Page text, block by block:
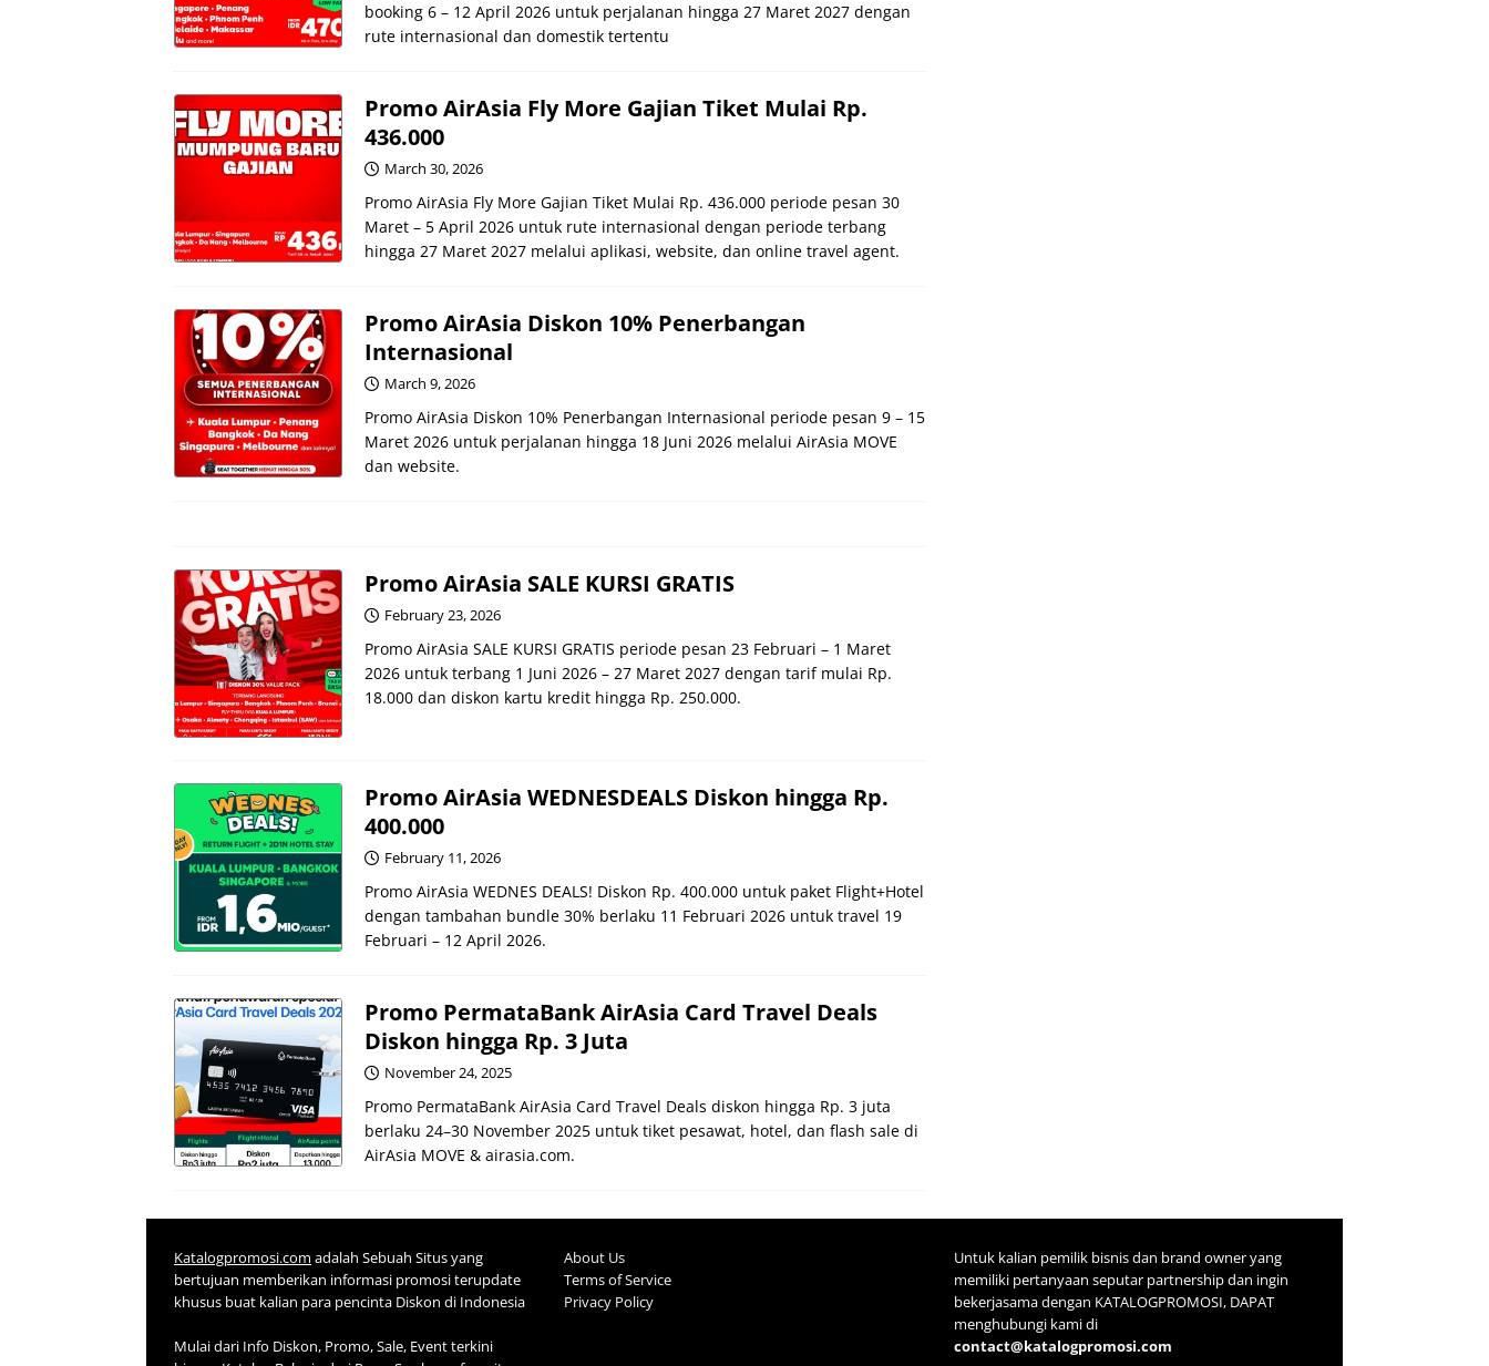
booking 6 – 12 April 2026 untuk perjalanan hingga 27 Maret 2027 dengan
rute internasional dan domestik tertentu
Promo AirAsia Fly More Gajian Tiket Mulai Rp.
436.000
March 30, 2026
Promo AirAsia Fly More Gajian Tiket Mulai Rp. 436.000 periode pesan 30
Maret – 5 April 2026 untuk rute internasional dengan periode terbang
hingga 27 Maret 2027 melalui aplikasi, website, dan online travel agent.
Promo AirAsia Diskon 10% Penerbangan
Internasional
March 9, 2026
Promo AirAsia Diskon 10% Penerbangan Internasional periode pesan 9 – 15
Maret 2026 untuk perjalanan hingga 18 Juni 2026 melalui AirAsia MOVE
dan website.
Promo AirAsia SALE KURSI GRATIS
February 23, 2026
Promo AirAsia SALE KURSI GRATIS periode pesan 23 Februari – 1 Maret
2026 untuk terbang 1 Juni 2026 – 27 Maret 2027 dengan tarif mulai Rp.
18.000 dan diskon kartu kredit hingga Rp. 250.000.
Promo AirAsia WEDNESDEALS Diskon hingga Rp.
400.000
February 11, 2026
Promo AirAsia WEDNES DEALS! Diskon Rp. 400.000 untuk paket Flight+Hotel
dengan tambahan bundle 30% berlaku 11 Februari 2026 untuk travel 19
Februari – 12 April 2026.
Promo PermataBank AirAsia Card Travel Deals
Diskon hingga Rp. 3 Juta
November 24, 2025
Promo PermataBank AirAsia Card Travel Deals diskon hingga Rp. 3 juta
berlaku 24–30 November 2025 untuk tiket pesawat, hotel, dan flash sale di
AirAsia MOVE & airasia.com.
Katalogpromosi.com adalah Sebuah Situs yang
bertujuan memberikan informasi promosi terupdate
khusus buat kalian para pencinta Diskon di Indonesia
Mulai dari Info Diskon, Promo, Sale, Event terkini
About Us
Terms of Service
Privacy Policy
Untuk kalian pemilik bisnis dan brand owner yang
memiliki pertanyaan seputar partnership dan ingin
bekerjasama dengan KATALOGPROMOSI, DAPAT
menghubungi kami di
contact@katalogpromosi.com